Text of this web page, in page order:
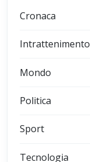
Cronaca
Intrattenimento
Mondo
Politica
Sport
Tecnologia